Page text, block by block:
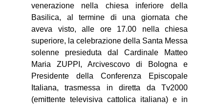
venerazione nella chiesa inferiore della
Basilica, al termine di una giornata che
aveva visto, alle ore 17.00 nella chiesa
superiore, la celebrazione della Santa Messa
solenne presieduta dal Cardinale Matteo
Maria ZUPPI, Arcivescovo di Bologna e
Presidente della Conferenza Episcopale
Italiana, trasmessa in diretta da Tv2000
(emittente televisiva cattolica italiana) e in